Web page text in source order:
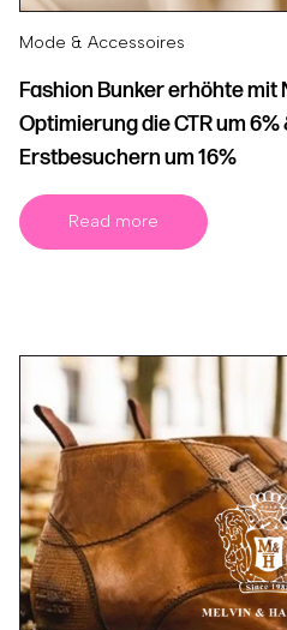
Mode & Accessoires
Fashion Bunker erhöhte mit
Optimierung die CTR um 6%
Erstbesuchern um 16%
Read more